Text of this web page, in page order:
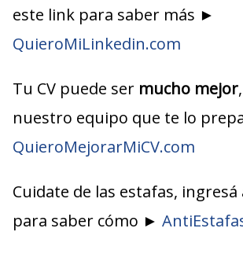
este link para saber más ►
QuieroMiLinkedin.com
Tu CV puede ser mucho mejor
nuestro equipo que te lo
QuieroMejorarMiCV.com
Cuidate de las estafas,
para saber cómo ►